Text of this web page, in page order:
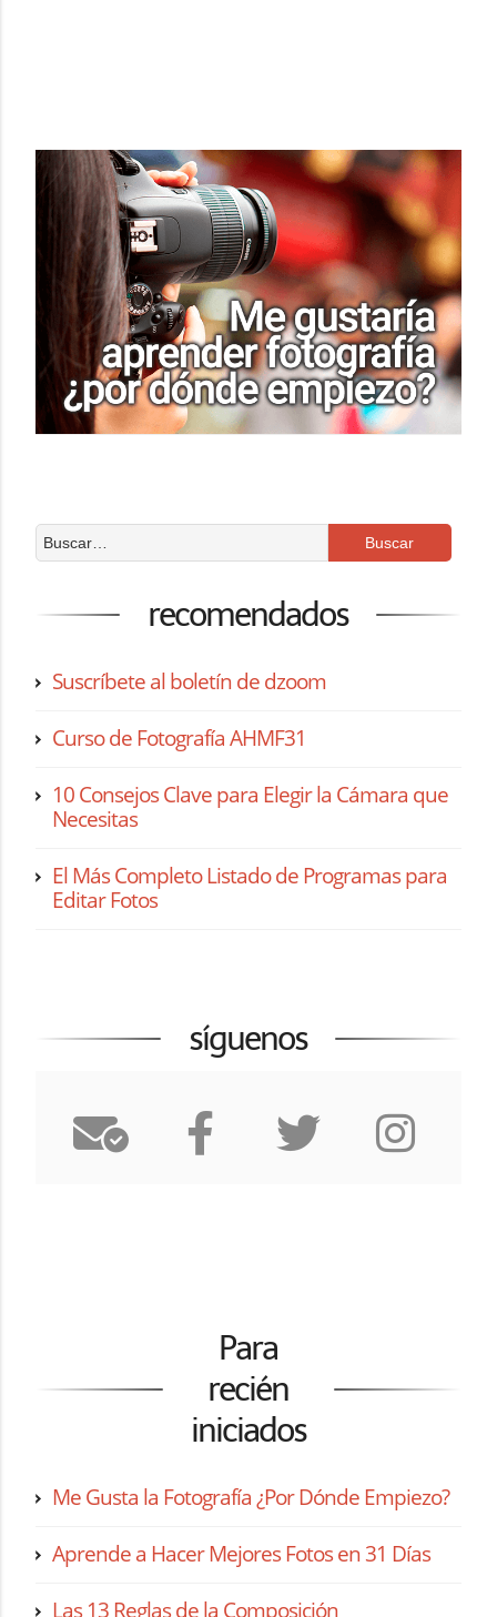
recomendados
Suscríbete al boletín de dzoom
Curso de Fotografía AHMF31
10 Consejos Clave para Elegir la Cámara que
Necesitas
El Más Completo Listado de Programas para
Editar Fotos
síguenos
Para
recién
iniciados
Me Gusta la Fotografía ¿Por Dónde Empiezo?
Aprende a Hacer Mejores Fotos en 31 Días
Las 13 Reglas de la Composición